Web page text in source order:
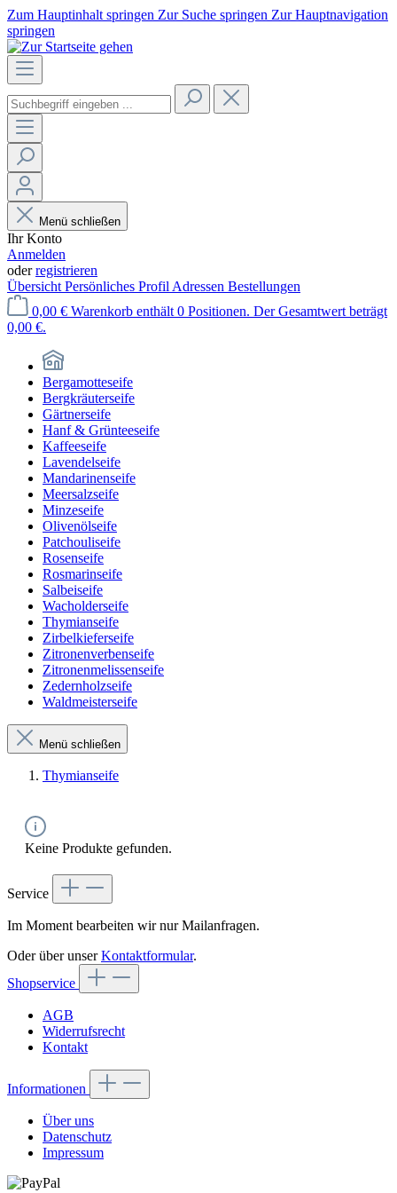
Zum Hauptinhalt springen Zur Suche springen Zur Hauptnavigation
springen
Menü schließen
Ihr Konto
Anmelden
oderregistrieren
Übersicht Persönliches Profil Adressen Bestellungen
0,00 € Warenkorb enthält 0 Positionen. Der Gesamtwert beträgt
0,00 €.
Bergamotteseife
Bergkräuterseife
Gärtnerseife
Hanf & Grünteeseife
Kaffeeseife
Lavendelseife
Mandarinenseife
Meersalzseife
Minzeseife
Olivenölseife
Patchouliseife
Rosenseife
Rosmarinseife
Salbeiseife
Wacholderseife
Thymianseife
Zirbelkieferseife
Zitronenverbenseife
Zitronenmelissenseife
Zedernholzseife
Waldmeisterseife
Menü schließen
Thymianseife
Keine Produkte gefunden.
Service
Im Moment bearbeiten wir nur Mailanfragen.
Oder über unserKontaktformular.
Shopservice
AGB
Widerrufsrecht
Kontakt
Informationen
Über uns
Datenschutz
Impressum